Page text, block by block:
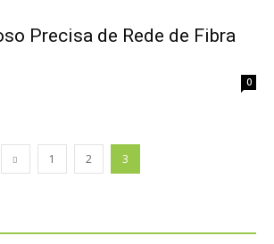
Precisa de Rede de Fibra
0
1 2 3